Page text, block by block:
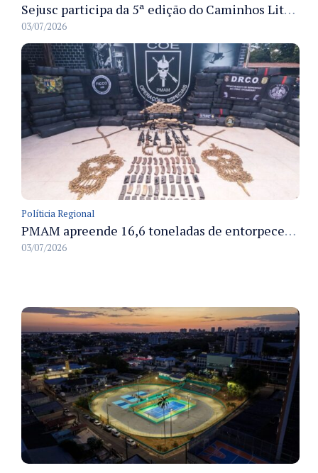
Sejusc participa da 5ª edição do Caminhos Literários com foco na cultura hip-hop nas unidades socioeducativas
03/07/2026
Políticia Regional
PMAM apreende 16,6 toneladas de entorpecentes e registra aumento nas prisões em flagrante e nas capturas de foragidos no primeiro semestre de 2026
03/07/2026